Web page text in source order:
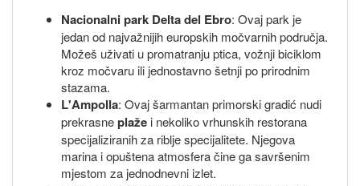
Nacionalni park Delta del Ebro: Ovaj park je
jedan od najvažnijih europskih močvarnih područja.
Možeš uživati u promatranju ptica, vožnji biciklom
kroz močvaru ili jednostavno šetnji po prirodnim
stazama.
L'Ampolla: Ovaj šarmantan primorski gradić nudi
prekrasneplaže i nekoliko vrhunskih restorana
specijaliziranih za riblje specijalitete. Njegova
marina i opuštena atmosfera čine ga savršenim
mjestom za jednodnevni izlet.